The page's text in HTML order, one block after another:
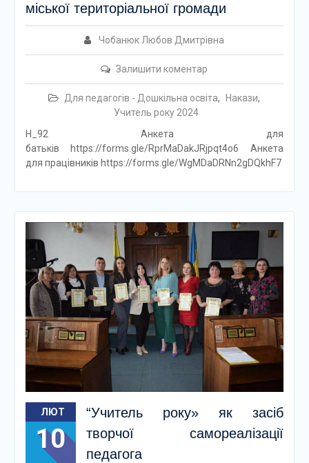
міської територіальної громади
Чобанюк Любов Дмитрівна
Залишити коментар
Для педагогів - Дошкільна освіта, Накази,
Учитель року 2024
Н_92 Анкета для
батьків https://forms.gle/RprMaDakJRjpqt4o6 Анкета
для працівників https://forms.gle/WgMDaDRNn2gDQkhF7
ЛЮТ
10
“Учитель року» як засіб
творчої самореалізації
педагога